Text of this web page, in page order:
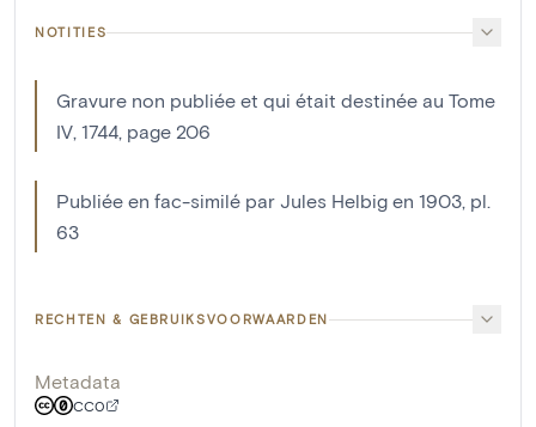
NOTITIES
Gravure non publiée et qui était destinée au Tome
IV, 1744, page 206
Publiée en fac-similé par Jules Helbig en 1903, pl.
63
RECHTEN & GEBRUIKSVOORWAARDEN
Metadata
CC0